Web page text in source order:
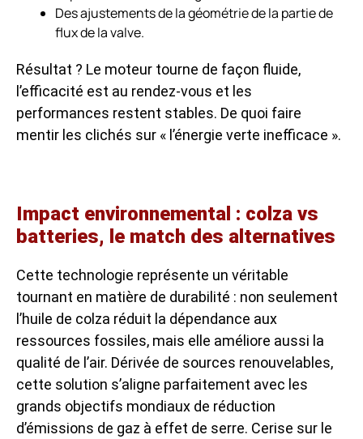
Des ajustements de la géométrie de la partie de
flux de la valve.
Résultat ? Le moteur tourne de façon fluide,
l’efficacité est au rendez-vous et les
performances restent stables. De quoi faire
mentir les clichés sur « l’énergie verte inefficace ».
Impact environnemental : colza vs
batteries, le match des alternatives
Cette technologie représente un véritable
tournant en matière de durabilité : non seulement
l’huile de colza réduit la dépendance aux
ressources fossiles, mais elle améliore aussi la
qualité de l’air. Dérivée de sources renouvelables,
cette solution s’aligne parfaitement avec les
grands objectifs mondiaux de réduction
d’émissions de gaz à effet de serre. Cerise sur le